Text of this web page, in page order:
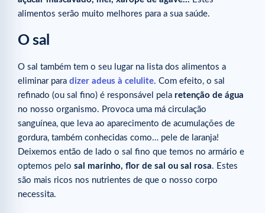
alimentos serão muito melhores para a sua saúde.
O sal
O sal também tem o seu lugar na lista dos alimentos a
eliminar para dizer adeus à celulite. Com efeito, o sal
refinado (ou sal fino) é responsável pela retenção de água
no nosso organismo. Provoca uma má circulação
sanguínea, que leva ao aparecimento de acumulações de
gordura, também conhecidas como… pele de laranja!
Deixemos então de lado o sal fino que temos no armário e
optemos pelo sal marinho, flor de sal ou sal rosa. Estes
são mais ricos nos nutrientes de que o nosso corpo
necessita.